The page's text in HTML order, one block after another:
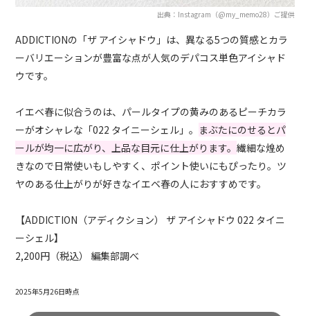
出典：Instagram（@my_memo28）ご提供
ADDICTIONの「ザ アイシャドウ」は、異なる5つの質感とカラ
ーバリエーションが豊富な点が人気のデパコス単色アイシャド
ウです。
イエベ春に似合うのは、パールタイプの黄みのあるピーチカラ
ーがオシャレな「022 タイニーシェル」。 まぶたにのせるとパ
ールが均一に広がり、上品な目元に仕上がります。繊細な煌め
きなので日常使いもしやすく、ポイント使いにもぴったり。ツ
ヤのある仕上がりが好きなイエベ春の人におすすめです。
【ADDICTION（アディクション） ザ アイシャドウ 022 タイニ
ーシェル】
2,200円（税込） 編集部調べ
2025年5月26日時点